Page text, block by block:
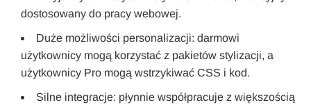
dostosowany do pracy webowej.
Duże możliwości personalizacji: darmowi
użytkownicy mogą korzystać z pakietów stylizacji, a
użytkownicy Pro mogą wstrzykiwać CSS i kod.
Silne integracje: płynnie współpracuje z większością